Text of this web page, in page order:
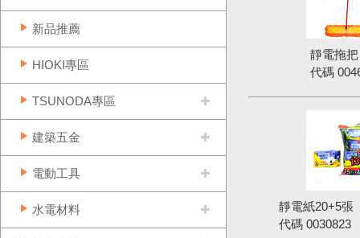
新品推薦
HIOKI專區
TSUNODA專區
建築五金
電動工具
水電材料
靜電拖把
代碼
靜電紙20+5張
代碼 0030823